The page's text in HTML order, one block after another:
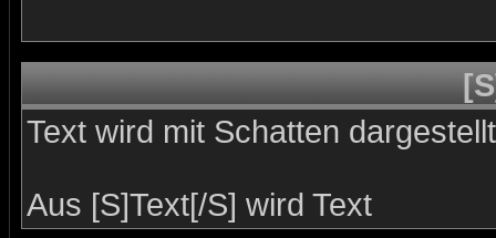
Text wird mit Schatten dargestellt
Aus [S]Text[/S] wird Text